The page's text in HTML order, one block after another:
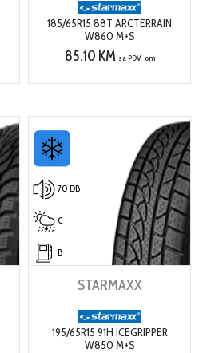
185/65R15 88T ARCTERRAIN
W860 M+S
85.10 KM sa PDV-om
70 DB
C
B
STARMAXX
195/65R15 91H ICEGRIPPER
W850 M+S